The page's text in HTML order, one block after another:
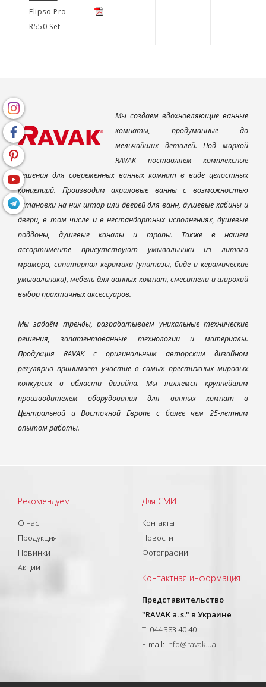
Elipso Pro
R550 Set
Мы создаем вдохновляющие ванные
комнаты, продуманные до
мельчайших деталей. Под маркой
RAVAK поставляем комплексные
решения для современных ванных комнат в виде целостных
концепций. Производим акриловые ванны с возможностью
установки на них штор или дверей для ванн, душевые кабины и
двери, в том числе и в нестандартных исполнениях, душевые
поддоны, душевые каналы и трапы. Также в нашем
ассортименте присутствуют умывальники из литого
мрамора, санитарная керамика (унитазы, биде и керамические
умывальники), мебель для ванных комнат, смесители и широкий
выбор практичных аксессуаров.
Мы задаём тренды, разрабатываем уникальные технические
решения, запатентованные технологии и материалы.
Продукция RAVAK с оригинальным авторским дизайном
регулярно принимает участие в самых престижных мировых
конкурсах в области дизайна. Мы являемся крупнейшим
производителем оборудования для ванных комнат в
Центральной и Восточной Европе с более чем 25-летним
опытом работы.
Рекомендуем
О нас
Продукция
Новинки
Акции
Для СМИ
Контакты
Новости
Фотографии
Контактная информация
Представительство
"RAVAK a. s." в Украине
T: 044 383 40 40
E-mail: info@ravak.ua